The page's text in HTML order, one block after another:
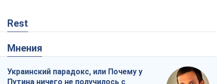
Rest
Мнения
Украинский парадокс, или Почему у
Путина ничего не получилось с